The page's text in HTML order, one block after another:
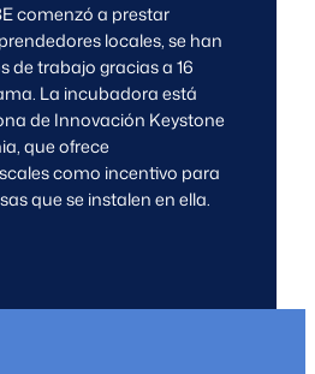
comenzó a prestar
locales, se han
de trabajo gracias a 16
La incubadora está
de Innovación Keystone
que ofrece
como incentivo para
que se instalen en ella.